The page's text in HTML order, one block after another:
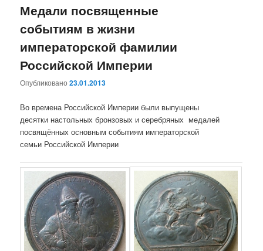
Медали посвященные
событиям в жизни
императорской фамилии
Российской Империи
Опубликовано23.01.2013
Во времена Российской Империи были выпущены
десятки настольных бронзовых и серебряных медалей
посвящённых основным событиям императорской
семьи Российской Империи